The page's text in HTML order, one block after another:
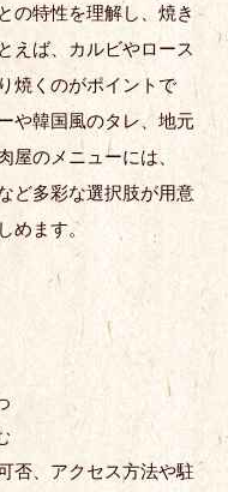
の特性を理解し、焼き
えば、カルビやロース
焼くのがポイントで
や韓国風のタレ、地元
屋のメニューには、
ど多彩な選択肢が用意
めます。
否、アクセス方法や駐